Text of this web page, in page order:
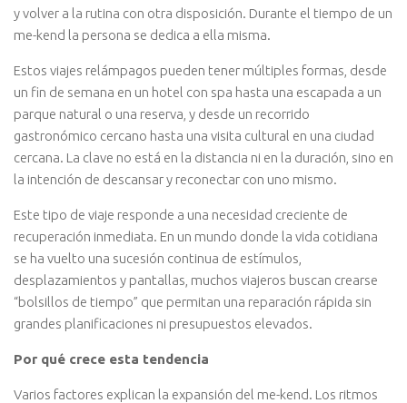
y volver a la rutina con otra disposición. Durante el tiempo de un
me-kend la persona se dedica a ella misma.
Estos viajes relámpagos pueden tener múltiples formas, desde
un fin de semana en un hotel con spa hasta una escapada a un
parque natural o una reserva, y desde un recorrido
gastronómico cercano hasta una visita cultural en una ciudad
cercana. La clave no está en la distancia ni en la duración, sino en
la intención de descansar y reconectar con uno mismo.
Este tipo de viaje responde a una necesidad creciente de
recuperación inmediata. En un mundo donde la vida cotidiana
se ha vuelto una sucesión continua de estímulos,
desplazamientos y pantallas, muchos viajeros buscan crearse
“bolsillos de tiempo” que permitan una reparación rápida sin
grandes planificaciones ni presupuestos elevados.
Por qué crece esta tendencia
Varios factores explican la expansión del me-kend. Los ritmos